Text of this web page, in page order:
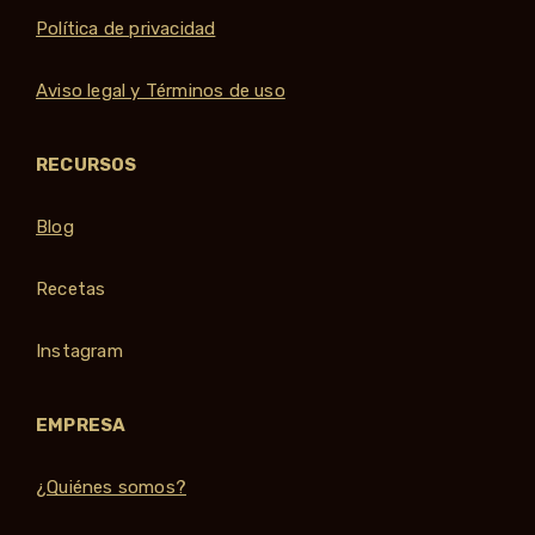
Política de privacidad
Aviso legal y Términos de uso
RECURSOS
Blog
Recetas
Instagram
EMPRESA
¿Quiénes somos?